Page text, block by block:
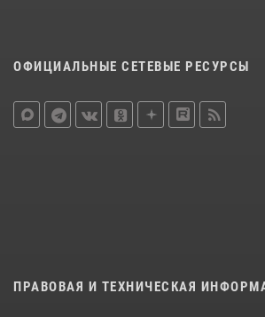
ОФИЦИАЛЬНЫЕ СЕТЕВЫЕ РЕСУРСЫ
ПРАВОВАЯ И ТЕХНИЧЕСКАЯ